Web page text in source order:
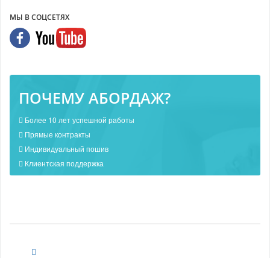
МЫ В СОЦСЕТЯХ
ПОЧЕМУ АБОРДАЖ?
Более 10 лет успешной работы
Прямые контракты
Индивидуальный пошив
Клиентская поддержка